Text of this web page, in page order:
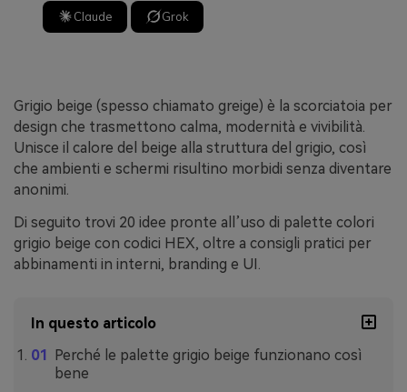
Claude Grok
Grigio beige (spesso chiamato greige) è la scorciatoia per
design che trasmettono calma, modernità e vivibilità.
Unisce il calore del beige alla struttura del grigio, così
che ambienti e schermi risultino morbidi senza diventare
anonimi.
Di seguito trovi 20 idee pronte all’uso di palette colori
grigio beige con codici HEX, oltre a consigli pratici per
abbinamenti in interni, branding e UI.
In questo articolo
Perché le palette grigio beige funzionano così
bene